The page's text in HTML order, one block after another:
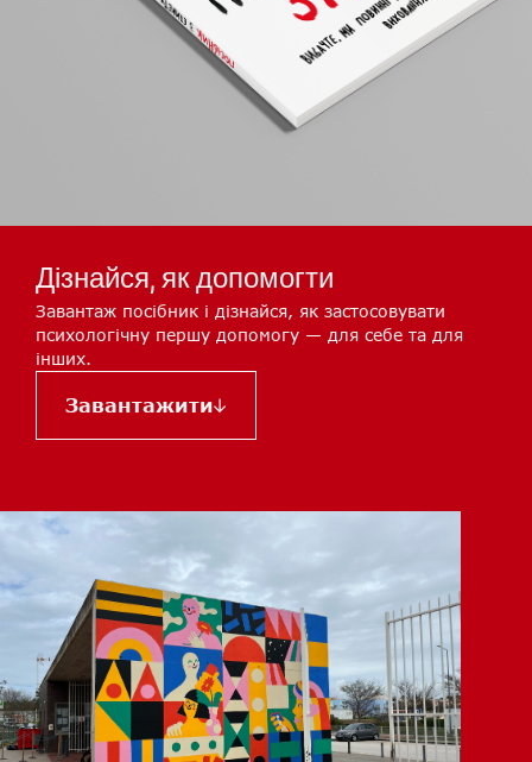
Дізнайся, як допомогти
Завантаж посібник і дізнайся, як застосовувати
психологічну першу допомогу — для себе та для
інших.
Завантажити